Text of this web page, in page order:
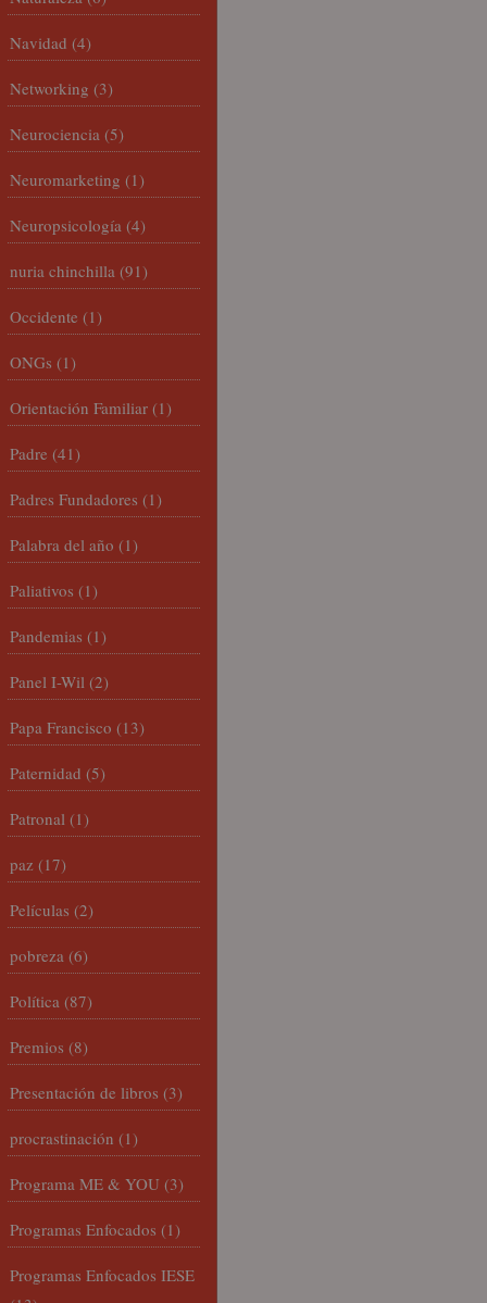
Navidad (4)
Networking (3)
Neurociencia (5)
Neuromarketing (1)
Neuropsicología (4)
nuria chinchilla (91)
Occidente (1)
ONGs (1)
Orientación Familiar (1)
Padre (41)
Padres Fundadores (1)
Palabra del año (1)
Paliativos (1)
Pandemias (1)
Panel I-Wil (2)
Papa Francisco (13)
Paternidad (5)
Patronal (1)
paz (17)
Películas (2)
pobreza (6)
Política (87)
Premios (8)
Presentación de libros (3)
procrastinación (1)
Programa ME & YOU (3)
Programas Enfocados (1)
Programas Enfocados IESE